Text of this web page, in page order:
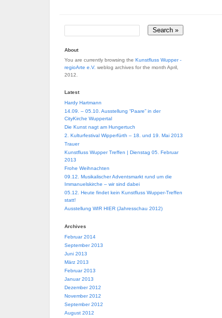
About
You are currently browsing the Kunstfluss Wupper -
regioArte e.V. weblog archives for the month April,
2012.
Latest
Hardy Hartmann
14.09. – 05.10. Ausstellung “Paare” in der
CityKirche Wuppertal
Die Kunst nagt am Hungertuch
2. Kulturfestival Wipperfürth – 18. und 19. Mai 2013
Trauer
Kunstfluss Wupper Treffen | Dienstag 05. Februar
2013
Frohe Weihnachten
09.12. Musikalischer Adventsmarkt rund um die
Immanuelskirche – wir sind dabei
05.12. Heute findet kein Kunstfluss Wupper-Treffen
statt!
Ausstellung WIR HIER (Jahresschau 2012)
Archives
Februar 2014
September 2013
Juni 2013
März 2013
Februar 2013
Januar 2013
Dezember 2012
November 2012
September 2012
August 2012